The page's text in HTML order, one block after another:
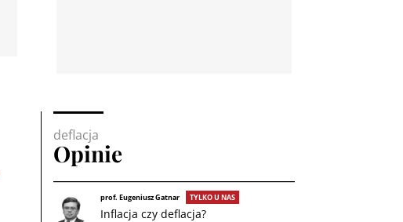
deflacja
Opinie
prof. Eugeniusz Gatnar TYLKO U NAS
Inflacja czy deflacja?